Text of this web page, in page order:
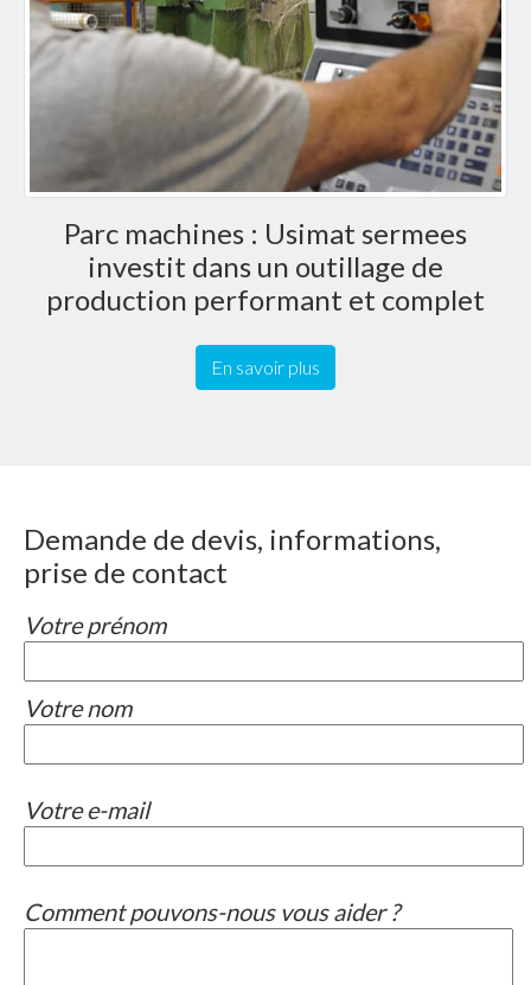
Parc machines : Usimat sermees
investit dans un outillage de
production performant et complet
En savoir plus
Demande de devis, informations,
prise de contact
Votre prénom
Votre nom
Votre e-mail
Comment pouvons-nous vous aider ?